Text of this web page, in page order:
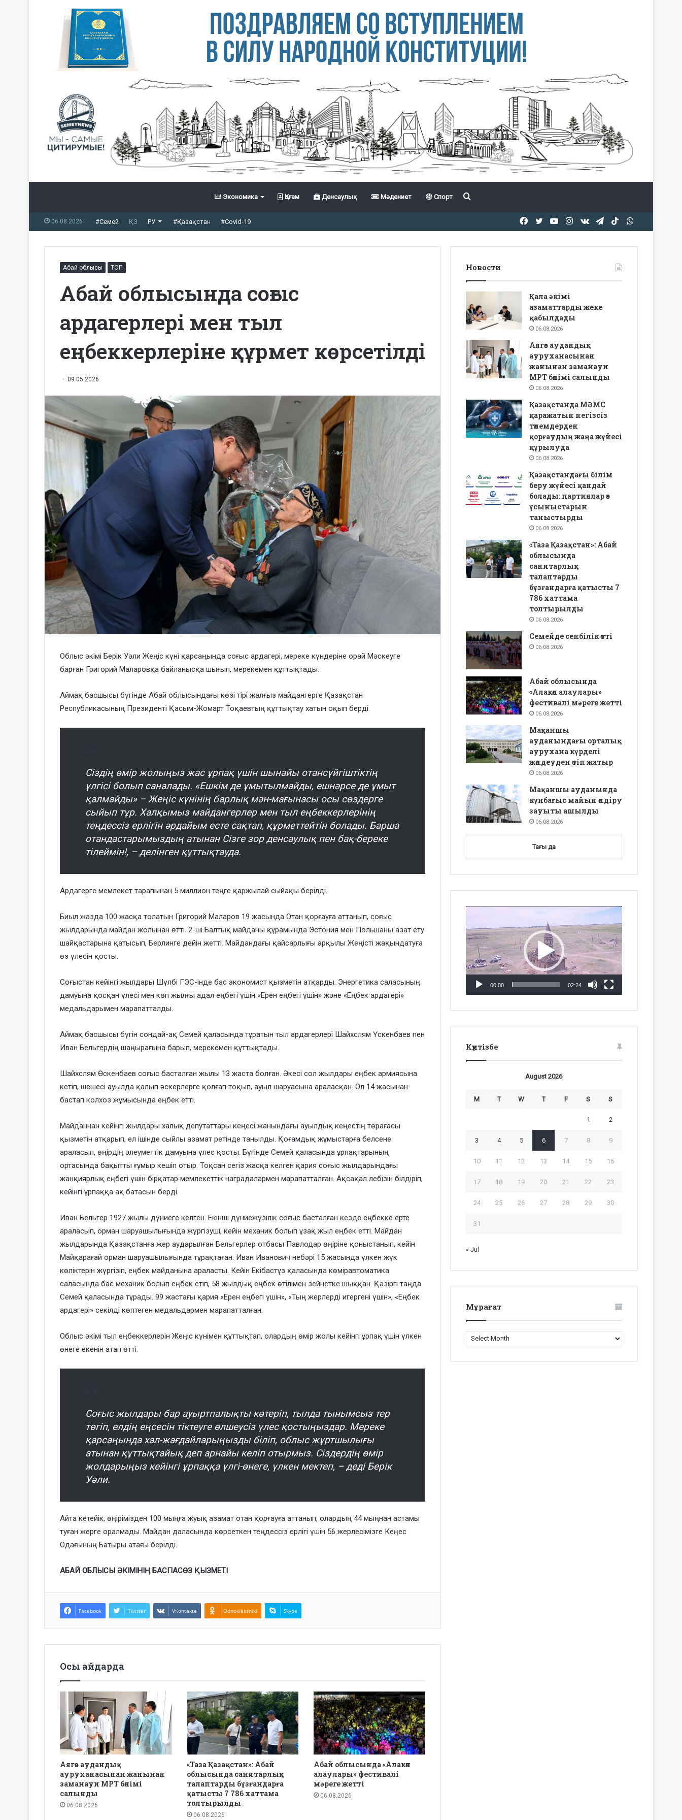
Экономика Қоғам Денсаулық Мәдениет Спорт
06.08.2026 #Семей ҚЗ РУ #Қазақстан #Covid-19 TikTok
Telegram
vk.com
Instagram
YouTube
Twitter
Facebook
Абай облысы ТОП
Абай облысында соғыс
ардагерлері мен тыл
еңбеккерлеріне құрмет көрсетілді
09.05.2026
Облыс әкімі Берік Уәли Жеңіс күні қарсаңында соғыс ардагері, мереке күндеріне орай Мәскеуге
барған Григорий Маларовқа байланысқа шығып, мерекемен құттықтады.
Аймақ басшысы бүгінде Абай облысындағы көзі тірі жалғыз майдангерге Қазақстан
Республикасының Президенті Қасым-Жомарт Тоқаевтың құттықтау хатын оқып берді.
Сіздің өмір жолыңыз жас ұрпақ үшін шынайы отансүйгіштіктің
үлгісі болып саналады. «Ешкім де ұмытылмайды, ешнәрсе де ұмыт
қалмайды» – Жеңіс күнінің барлық мән-мағынасы осы сөздерге
сыйып тұр. Халқымыз майдангерлер мен тыл еңбеккерлерінің
теңдессіз ерлігін әрдайым есте сақтап, құрметтейтін болады. Барша
отандастарымыздың атынан Сізге зор денсаулық пен бақ-береке
тілеймін!, – делінген құттықтауда.
Ардагерге мемлекет тарапынан 5 миллион теңге қаржылай сыйақы берілді.
Биыл жазда 100 жасқа толатын Григорий Маларов 19 жасында Отан қорғауға аттанып, соғыс
жылдарында майдан жолынан өтті. 2-ші Балтық майданы құрамында Эстония мен Польшаны азат ету
шайқастарына қатысып, Берлинге дейін жетті. Майдандағы қайсарлығы арқылы Жеңісті жақындатуға
өз үлесін қосты.
Соғыстан кейінгі жылдары Шүлбі ГЭС-інде бас экономист қызметін атқарды. Энергетика саласының
дамуына қосқан үлесі мен көп жылғы адал еңбегі үшін «Ерен еңбегі үшін» және «Еңбек ардагері»
медальдарымен марапатталды.
Аймақ басшысы бүгін сондай-ақ Семей қаласында тұратын тыл ардагерлері Шайхслям Үскенбаев пен
Иван Бельгердің шаңырағына барып, мерекемен құттықтады.
Шайхслям Өскенбаев соғыс басталған жылы 13 жаста болған. Әкесі сол жылдары еңбек армиясына
кетіп, шешесі ауылда қалып әскерлерге қолғап тоқып, ауыл шаруасына араласқан. Ол 14 жасынан
бастап колхоз жұмысында еңбек етті.
Майданнан кейінгі жылдары халық депутаттары кеңесі жанындағы ауылдық кеңестің төрағасы
қызметін атқарып, ел ішінде сыйлы азамат ретінде танылды. Қоғамдық жұмыстарға белсене
араласып, өңірдің әлеуметтік дамуына үлес қосты. Бүгінде Семей қаласында ұрпақтарының
ортасында бақытты ғұмыр кешіп отыр. Тоқсан сегіз жасқа келген қария соғыс жылдарындағы
жанқиярлық еңбегі үшін бірқатар мемлекеттік наградалармен марапатталған. Ақсақал лебізін білдіріп,
кейінгі ұрпаққа ақ батасын берді.
Иван Бельгер 1927 жылы дүниеге келген. Екінші дүниежүзілік соғыс басталған кезде еңбекке ерте
араласып, орман шаруашылығында жүргізуші, кейін механик болып ұзақ жыл еңбек етті. Майдан
жылдарында Қазақстанға жер аударылған Бельгерлер отбасы Павлодар өңіріне қоныстанып, кейін
Майқарағай орман шаруашылығында тұрақтаған. Иван Иванович небәрі 15 жасында үлкен жүк
көліктерін жүргізіп, еңбек майданына араласты. Кейін Екібастұз қаласында көміравтоматика
саласында бас механик болып еңбек етіп, 58 жылдық еңбек өтілімен зейнетке шыққан. Қазіргі таңда
Семей қаласында тұрады. 99 жастағы қария «Ерен еңбегі үшін», «Тың жерлерді игергені үшін», «Еңбек
ардагері» секілді көптеген медальдармен марапатталған.
Облыс әкімі тыл еңбеккерлерін Жеңіс күнімен құттықтап, олардың өмір жолы кейінгі ұрпақ үшін үлкен
өнеге екенін атап өтті.
Соғыс жылдары бар ауыртпалықты көтеріп, тылда тынымсыз тер
төгіп, елдің еңсесін тіктеуге өлшеусіз үлес қостыңыздар. Мереке
қарсаңында хал-жағдайларыңызды біліп, облыс жұртшылығы
атынан құттықтайық деп арнайы келіп отырмыз. Сіздердің өмір
жолдарыңыз кейінгі ұрпаққа үлгі-өнеге, үлкен мектеп, – деді Берік
Уәли.
Айта кетейік, өңірімізден 100 мыңға жуық азамат отан қорғауға аттанып, олардың 44 мыңнан астамы
туған жерге оралмады. Майдан даласында көрсеткен теңдессіз ерлігі үшін 56 жерлесімізге Кеңес
Одағының Батыры атағы берілді.
АБАЙ ОБЛЫСЫ ӘКІМІНІҢ БАСПАСӨЗ ҚЫЗМЕТІ
Facebook Twitter VKontakte Odnoklassniki Skype
Осы айдарда
Аягөз аудандық
ауруханасынан жанынан
заманауи МРТ бөлімі
салынды
06.08.2026
«Таза Қазақстан»: Абай
облысында санитарлық
талаптарды бұзғандарға
қатысты 7 786 хаттама
толтырылды
06.08.2026
Абай облысында «Алакөл
алаулары» фестивалі
мәреге жетті
06.08.2026
Новости
Қала әкімі
азаматтарды жеке
қабылдады
06.08.2026
Аягөз аудандық
ауруханасынан
жанынан заманауи
МРТ бөлімі салынды
06.08.2026
Қазақстанда МӘМС
қаражатын негізсіз
төлемдерден
қорғаудың жаңа жүйесі
құрылуда
06.08.2026
Қазақстандағы білім
беру жүйесі қандай
болады: партиялар өз
ұсыныстарын
таныстырды
06.08.2026
«Таза Қазақстан»: Абай
облысында
санитарлық
талаптарды
бұзғандарға қатысты 7
786 хаттама
толтырылды
06.08.2026
Семейде сенбілік өтті
06.08.2026
Абай облысында
«Алакөл алаулары»
фестивалі мәреге жетті
06.08.2026
Мақаншы
ауданындағы орталық
аурухана күрделі
жөндеуден өтіп жатыр
06.08.2026
Мақаншы ауданында
күнбағыс майын өндіру
зауыты ашылды
06.08.2026
Тағы да
00:00 02:24
Күнтізбе
August 2026
M T W T F S S
1 2
3 4 5 6 7 8 9
10 11 12 13 14 15 16
17 18 19 20 21 22 23
24 25 26 27 28 29 30
31
« Jul
Мұрағат
Мұрағат